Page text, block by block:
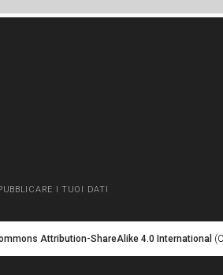
I TUOI DATI
Attribution-ShareAlike 4.0 International